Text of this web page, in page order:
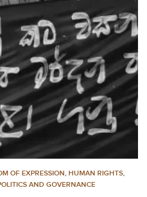
OF EXPRESSION, HUMAN RIGHTS,
AND GOVERNANCE